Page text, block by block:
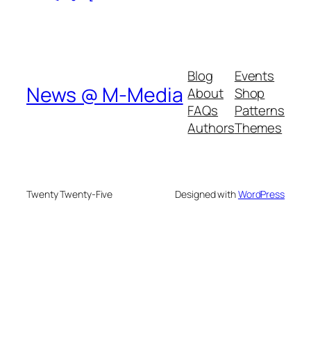
News @ M-Media
Blog
About
FAQs
Authors
Events
Shop
Patterns
Themes
Twenty Twenty-Five Designed withWordPress